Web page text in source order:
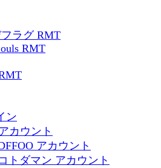
ラグ RMT
RMT
ン
カウント
アカウント
トダマン アカウント